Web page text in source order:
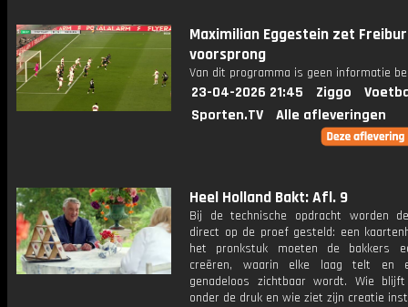
Maximilian Eggestein zet
voorsprong
Van dit programma is geen informatie
23-04-2026 21:45 Ziggo
Sporten.TV
Alle afleveringen
Heel Holland Bakt: Afl. 9
Bij de technische opdracht worden
direct op de proef gesteld: een
het pronkstuk moeten de bakkers
creëren, waarin elke laag telt en
genadeloos zichtbaar wordt. Wie
onder de druk en wie ziet zijn creatie